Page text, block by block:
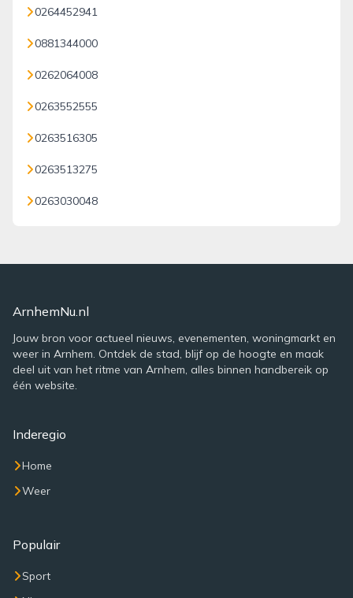
0264452941
0881344000
0262064008
0263552555
0263516305
0263513275
0263030048
ArnhemNu.nl
Jouw bron voor actueel nieuws, evenementen, woningmarkt en
weer in Arnhem. Ontdek de stad, blijf op de hoogte en maak
deel uit van het ritme van Arnhem, alles binnen handbereik op
één website.
Inderegio
Home
Weer
Populair
Sport